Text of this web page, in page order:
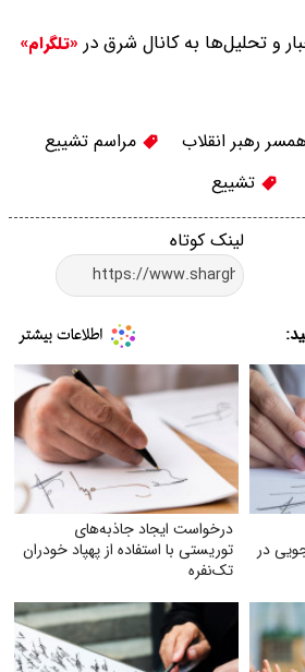
و تحلیل‌ها به کانال شرق در «تلگرام»
همسر رهبر انقلاب
مراسم تشییع
تشییع
لینک کوتاه
در
درخواست ایجاد جاذبه‌های
توریستی با استفاده از پهپاد خودران
تک‌نفره